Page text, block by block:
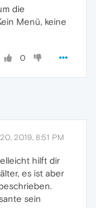
die
Menü, keine
0
2019, 8:51 PM
hilft dir
es ist aber
sein